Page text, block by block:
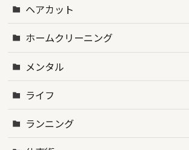
ヘアカット
ホームクリーニング
メンタル
ライフ
ランニング